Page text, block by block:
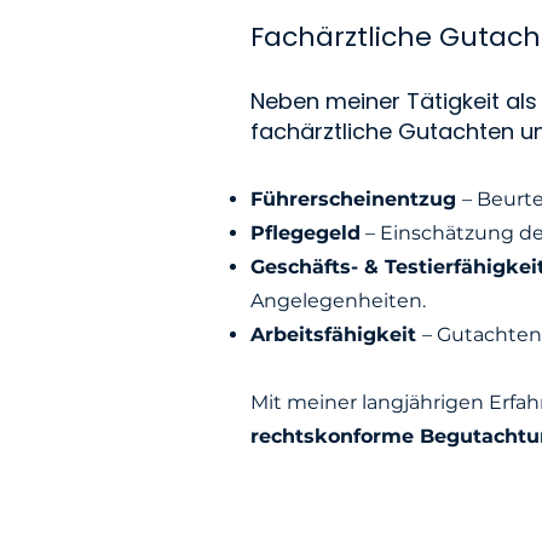
Fachärztliche
Neben meiner Tätigkeit
fachärztliche Gutachten
Führerscheinentzug –
Pflegegeld – Einschätzung
Geschäfts- &
Angelegenheiten.
Arbeitsfähigkeit –
Mit meiner langjährigen
rechtskonforme